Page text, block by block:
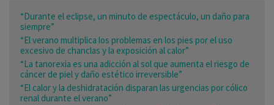
“Durante el eclipse, un minuto de espectáculo, un daño para
siempre”
“El verano multiplica los problemas en los pies por el uso
excesivo de chanclas y la exposición al calor”
“La tanorexia es una adicción al sol que aumenta el riesgo de
cáncer de piel y daño estético irreversible”
“El calor y la deshidratación disparan las urgencias por cólico
renal durante el verano”